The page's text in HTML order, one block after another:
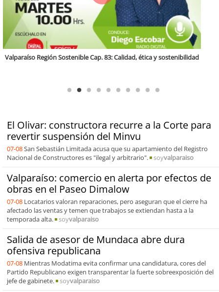
El Olivar: constructora recurre a la Corte para
revertir suspensión del Minvu
07-08San Sebastián Limitada acusa que su apartamiento del Registro
Nacional de Constructores es "ilegal y arbitrario".
soyvalparaiso
Valparaíso: comercio en alerta por efectos de
obras en el Paseo Dimalow
07-08 Locatarios valoran reparaciones, pero aseguran que el cierre ha
afectado las ventas y temen que trabajos se extiendan hasta a la
temporada alta.
soyvalparaiso
Salida de asesor de Mundaca abre dura
ofensiva republicana
07-08 Mientras Modatima evita confirmar una candidatura, cores del
Partido Republicano exigen transparentar la fuerte sobreexposición del
jefe de gabinete.
soyvalparaiso